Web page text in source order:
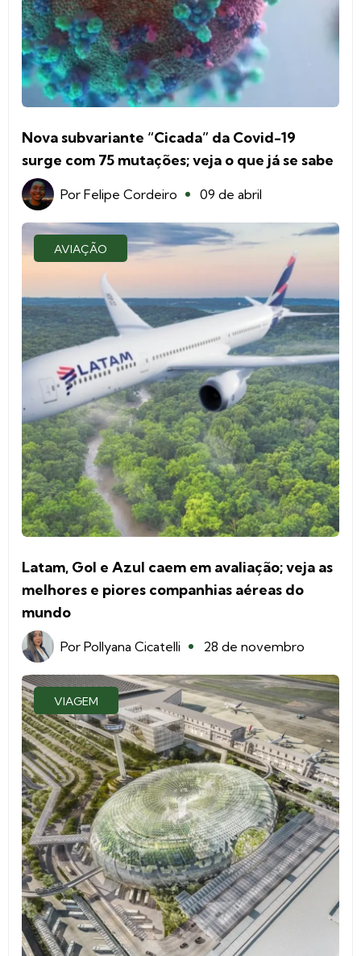
Nova subvariante “Cicada” da Covid-19
surge com 75 mutações; veja o que já se sabe
Por Felipe Cordeiro 09 de abril
AVIAÇÃO
Latam, Gol e Azul caem em avaliação; veja as
melhores e piores companhias aéreas do
mundo
Por Pollyana Cicatelli 28 de novembro
VIAGEM